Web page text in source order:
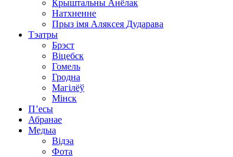
Крыштальны Анёлак
Натхненне
Прыз імя Аляксея Дударава
Тэатры
Брэст
Віцебск
Гомель
Гродна
Магілёў
Мінск
П’есы
Абранае
Медыа
Відэа
Фота